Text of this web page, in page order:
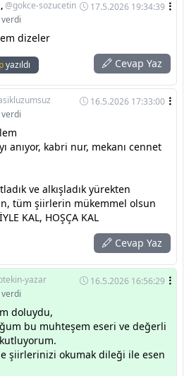
@gokce-sozucetin
17.5.2026 19:34:39
dizeler
yazıldı Cevap Yaz
16.5.2026 17:33:00
anıyor, kabri nur, mekanı cennet
ve alkışladık yürekten
tüm şiirlerin mükemmel olsun
KAL, HOŞÇA KAL
Cevap Yaz
yazar
16.5.2026 16:56:29
doluydu,
bu muhteşem eseri ve değerli
şiirlerinizi okumak dileği ile esen